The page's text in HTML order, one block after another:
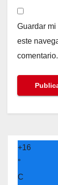
Guardar
este
comentario.
+16
°
C